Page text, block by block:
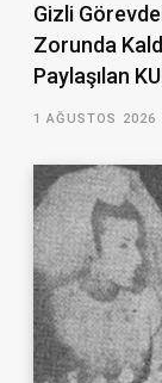
Gizli
Zorunda
Paylaşılan
1 AĞUSTOS 2026